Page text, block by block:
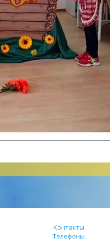
Контакты
Телефоны